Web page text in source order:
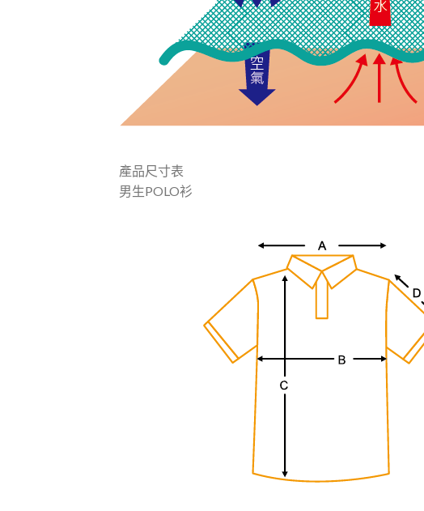
產品尺寸表
男生POLO衫